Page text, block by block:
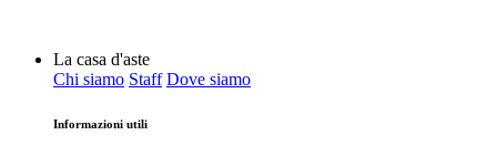
La casa d'aste
Chi siamo Staff Dove siamo
Informazioni utili